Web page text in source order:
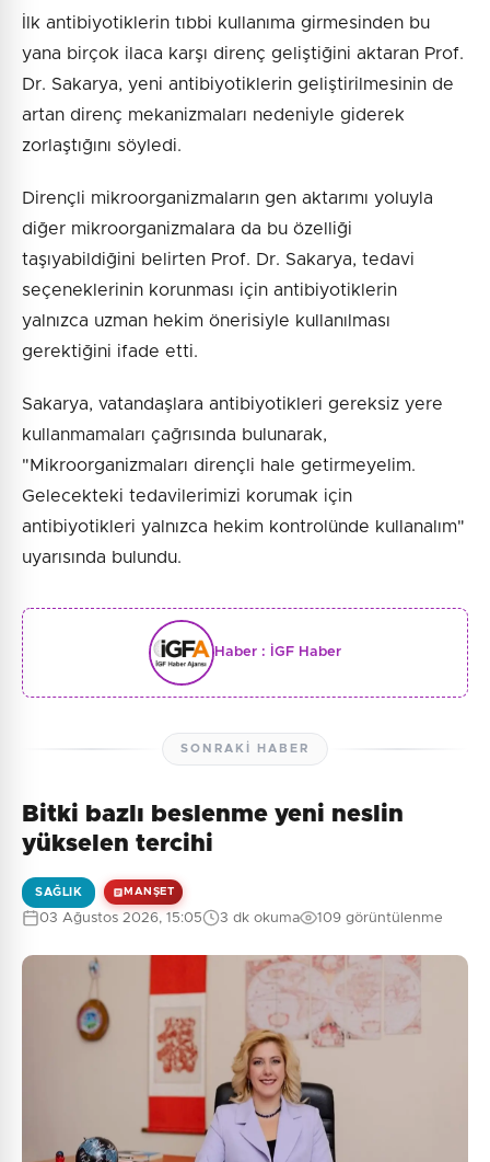
İlk antibiyotiklerin tıbbi kullanıma girmesinden bu
yana birçok ilaca karşı direnç geliştiğini aktaran Prof.
Dr. Sakarya, yeni antibiyotiklerin geliştirilmesinin de
artan direnç mekanizmaları nedeniyle giderek
zorlaştığını söyledi.
Dirençli mikroorganizmaların gen aktarımı yoluyla
diğer mikroorganizmalara da bu özelliği
taşıyabildiğini belirten Prof. Dr. Sakarya, tedavi
seçeneklerinin korunması için antibiyotiklerin
yalnızca uzman hekim önerisiyle kullanılması
gerektiğini ifade etti.
Sakarya, vatandaşlara antibiyotikleri gereksiz yere
kullanmamaları çağrısında bulunarak,
"Mikroorganizmaları dirençli hale getirmeyelim.
Gelecekteki tedavilerimizi korumak için
antibiyotikleri yalnızca hekim kontrolünde kullanalım"
uyarısında bulundu.
Haber : İGF Haber
SONRAKI HABER
Bitki bazlı beslenme yeni neslin
yükselen tercihi
SAĞLIK MANŞET
03 Ağustos 2026, 15:05 3 dk okuma 109 görüntülenme